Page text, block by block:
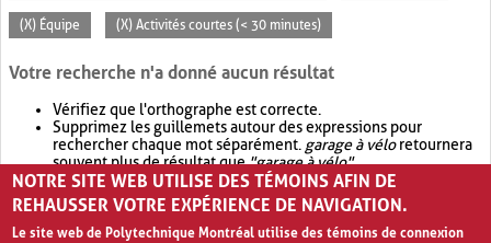
(X) Équipe (X) Activités courtes (< 30 minutes)
Votre recherche n'a donné aucun résultat
Vérifiez que l'orthographe est correcte.
Supprimez les guillemets autour des expressions pour
rechercher chaque mot séparément. garage à véloretournera
souvent plus de résultat que"garage à vélo".
Envisagez d'élargir votre recherche avec OR.garage OR vélo
retournera souvent plus de résultat quegarage à vélo
NOTRE SITE WEB UTILISE DES TÉMOINS AFIN DE
REHAUSSER VOTRE EXPÉRIENCE DE NAVIGATION.
Le site web de Polytechnique Montréal utilise des témoins de connexion